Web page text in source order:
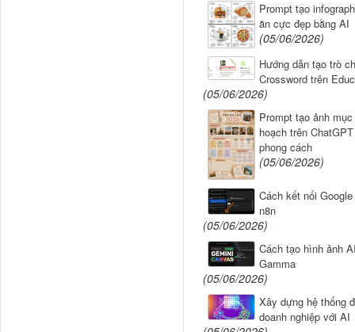
Prompt tạo
ăn cực đẹp bằng AI
(05/06/2026)
Hướng dẫn tạo trò
Crossword trên
(05/06/2026)
Prompt tạo ảnh
hoạch trên
phong cách
(05/06/2026)
Cách kết nối
n8n
(05/06/2026)
Cách tạo hình ảnh
Gamma
(05/06/2026)
Xây dựng hệ thống
doanh nghiệp với AI